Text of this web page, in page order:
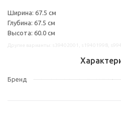
Ширина: 67.5 см
Глубина: 67.5 см
Высота: 60.0 см
Бренд